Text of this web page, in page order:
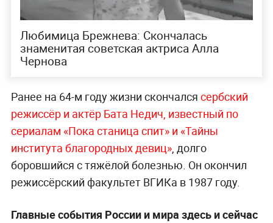
Любимица Брежнева: Скончалась
знаменитая советская актриса Алла
Чернова
Ранее на 64-м году жизни скончался сербский
режиссёр и актёр Бата Недич, известный по
сериалам «Пока станица спит» и «Тайны
института благородных девиц», долго
боровшийся с тяжёлой болезнью. Он окончил
режиссёрский факультет ВГИКа в 1987 году.
Главные события России и мира здесь и сейчас